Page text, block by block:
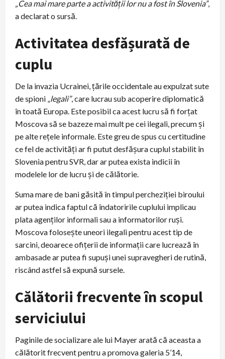
„Cea mai mare parte a activității lor nu a fost în Slovenia”,
a declarat o sursă.
Activitatea desfășurată de
cuplu
De la invazia Ucrainei, țările occidentale au expulzat sute
de spioni „legali”, care lucrau sub acoperire diplomatică
în toată Europa. Este posibil ca acest lucru să fi forțat
Moscova să se bazeze mai mult pe cei ilegali, precum și
pe alte rețele informale. Este greu de spus cu certitudine
ce fel de activități ar fi putut desfășura cuplul stabilit în
Slovenia pentru SVR, dar ar putea exista indicii în
modelele lor de lucru și de călătorie.
Suma mare de bani găsită în timpul percheziției biroului
ar putea indica faptul că îndatoririle cuplului implicau
plata agenților informali sau a informatorilor ruși.
Moscova folosește uneori ilegali pentru acest tip de
sarcini, deoarece ofițerii de informații care lucrează în
ambasade ar putea fi supuși unei supravegheri de rutină,
riscând astfel să expună sursele.
Călătorii frecvente în scopul
serviciului
Paginile de socializare ale lui Mayer arată că aceasta a
călătorit frecvent pentru a promova galeria 5’14,